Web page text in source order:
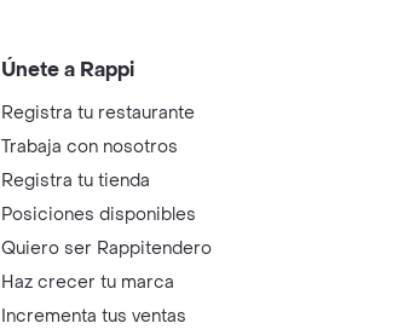
Únete a Rappi
Registra tu restaurante
Trabaja con nosotros
Registra tu tienda
Posiciones disponibles
Quiero ser Rappitendero
Haz crecer tu marca
Incrementa tus ventas